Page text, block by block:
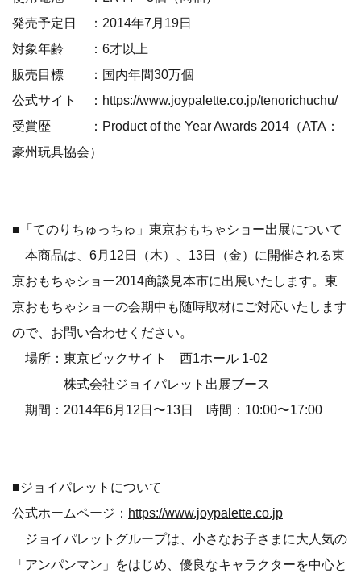
発売予定日 ：2014年7月19日
対象年齢 ：6才以上
販売目標 ：国内年間30万個
公式サイト ： https://www.joypalette.co.jp/tenorichuchu/
受賞歴 ：Product of the Year Awards 2014（ATA：
豪州玩具協会）
■「てのりちゅっちゅ」東京おもちゃショー出展について
本商品は、6月12日（木）、13日（金）に開催される東
京おもちゃショー2014商談見本市に出展いたします。東
京おもちゃショーの会期中も随時取材にご対応いたします
ので、お問い合わせください。
場所：東京ビックサイト 西1ホール 1-02
株式会社ジョイパレット出展ブース
期間：2014年6月12日〜13日 時間：10:00〜17:00
■ジョイパレットについて
公式ホームページ： https://www.joypalette.co.jp
ジョイパレットグループは、小さなお子さまに大人気の
「アンパンマン」をはじめ、優良なキャラクターを中心と